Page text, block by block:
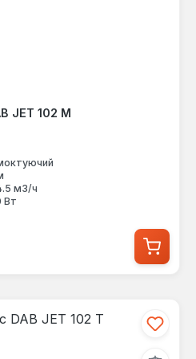
JET 102 M
м3/ч
Вт